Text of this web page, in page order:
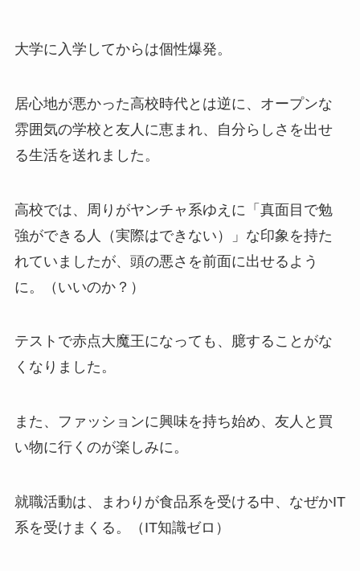
大学に入学してからは個性爆発。
居心地が悪かった高校時代とは逆に、オープンな
雰囲気の学校と友人に恵まれ、自分らしさを出せ
る生活を送れました。
高校では、周りがヤンチャ系ゆえに「真面目で勉
強ができる人（実際はできない）」な印象を持た
れていましたが、頭の悪さを前面に出せるよう
に。（いいのか？）
テストで赤点大魔王になっても、臆することがな
くなりました。
また、ファッションに興味を持ち始め、友人と買
い物に行くのが楽しみに。
就職活動は、まわりが食品系を受ける中、なぜかIT
系を受けまくる。（IT知識ゼロ）